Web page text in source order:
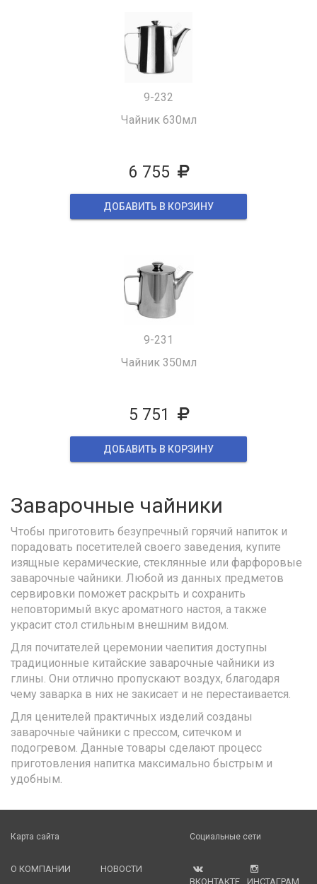
9-232
Чайник 630мл
6 755
ДОБАВИТЬ В КОРЗИНУ
9-231
Чайник 350мл
5 751
ДОБАВИТЬ В КОРЗИНУ
Заварочные чайники
Чтобы приготовить безупречный горячий напиток и
порадовать посетителей своего заведения, купите
изящные керамические, стеклянные или фарфоровые
заварочные чайники. Любой из данных предметов
сервировки поможет раскрыть и сохранить
неповторимый вкус ароматного настоя, а также
украсит стол стильным внешним видом.
Для почитателей церемонии чаепития доступны
традиционные китайские заварочные чайники из
глины. Они отлично пропускают воздух, благодаря
чему заварка в них не закисает и не перестаивается.
Для ценителей практичных изделий созданы
заварочные чайники с прессом, ситечком и
подогревом. Данные товары сделают процесс
приготовления напитка максимально быстрым и
удобным.
Карта сайта
О КОМПАНИИ
НОВОСТИ
Социальные сети
ВКОНТАКТЕ ИНСТАГРАМ